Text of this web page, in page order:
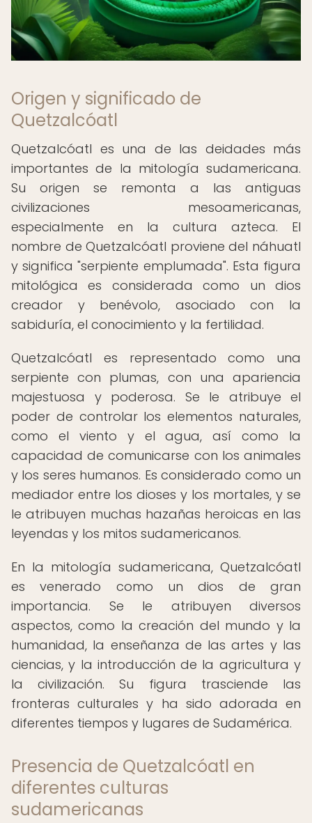
Origen y significado de
Quetzalcóatl
Quetzalcóatl es una de las deidades más
importantes de la mitología sudamericana.
Su origen se remonta a las antiguas
civilizaciones mesoamericanas,
especialmente en la cultura azteca. El
nombre de Quetzalcóatl proviene del náhuatl
y significa "serpiente emplumada". Esta figura
mitológica es considerada como un dios
creador y benévolo, asociado con la
sabiduría, el conocimiento y la fertilidad.
Quetzalcóatl es representado como una
serpiente con plumas, con una apariencia
majestuosa y poderosa. Se le atribuye el
poder de controlar los elementos naturales,
como el viento y el agua, así como la
capacidad de comunicarse con los animales
y los seres humanos. Es considerado como un
mediador entre los dioses y los mortales, y se
le atribuyen muchas hazañas heroicas en las
leyendas y los mitos sudamericanos.
En la mitología sudamericana, Quetzalcóatl
es venerado como un dios de gran
importancia. Se le atribuyen diversos
aspectos, como la creación del mundo y la
humanidad, la enseñanza de las artes y las
ciencias, y la introducción de la agricultura y
la civilización. Su figura trasciende las
fronteras culturales y ha sido adorada en
diferentes tiempos y lugares de Sudamérica.
Presencia de Quetzalcóatl en
diferentes culturas
sudamericanas